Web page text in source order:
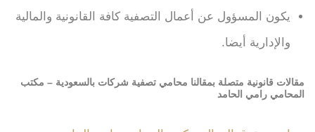
يكون المسؤول عن أعمال التصفية كافة القانونية والمالية
والإدارية أيضا.
مقالات قانونية متصلة بمقالنا محامي تصفية شركات بالسعودية – مكتب
المحامي رامي الحامد